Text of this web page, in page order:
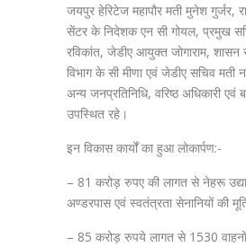
जयपुर हेरिटेज महापौर मती मुनेश गुर्जर,
सेंटर के निदेशक एन सी गोयल, प्रमुख
रविकांत, जेडीए आयुक्त जोगाराम, शासन
विभाग के सी मीणा एवं जेडीए सचिव मती
अन्य जनप्रतिनिधि, वरिष्ठ अधिकारी
उपस्थित रहे।
इन विकास कार्यों का हुआ लोकार्पण:-
– 81 करोड़ रुपए की लागत से नेहरू
अण्डरपास एवं स्वतंत्रता सेनानियों की
– 85 करोड़ रुपये लागत से 1530 वाहनों